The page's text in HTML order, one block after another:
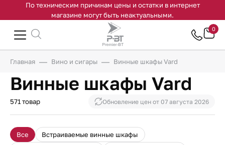
По техническим причинам цены и остатки в интернет
магазине могут быть неактуальными.
0
Главная Вино и сигары Винные шкафы Vard
Винные шкафы Vard
571 товар Обновление цен от 07 августа 2026
Все
Встраиваемые винные шкафы